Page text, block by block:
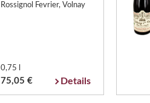
Rossignol Fevrier, Volnay
0,75 l
75,05 € Details